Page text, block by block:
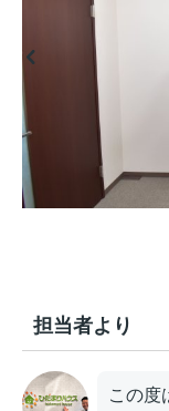
担当者より
この度